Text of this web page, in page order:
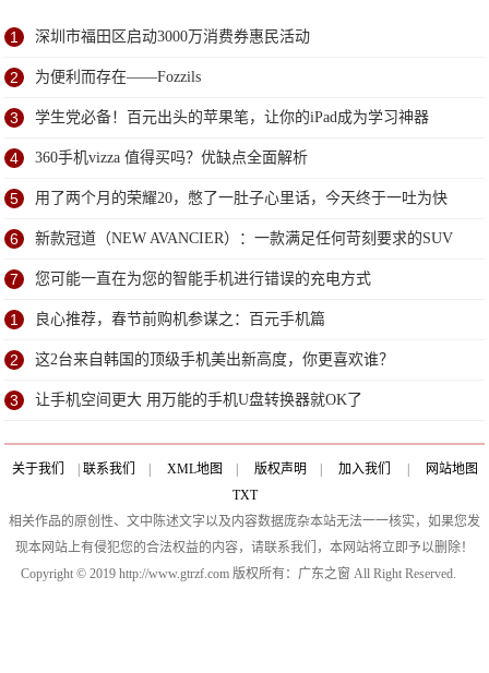
1 深圳市福田区启动3000万消费券惠民活动
2 为便利而存在——Fozzils
3 学生党必备！百元出头的苹果笔，让你的iPad成为学习神器
4 360手机vizza 值得买吗？优缺点全面解析
5 用了两个月的荣耀20，憋了一肚子心里话，今天终于一吐为快
6 新款冠道（NEW AVANCIER）：一款满足任何苛刻要求的SUV
7 您可能一直在为您的智能手机进行错误的充电方式
1 良心推荐，春节前购机参谋之：百元手机篇
2 这2台来自韩国的顶级手机美出新高度，你更喜欢谁？
3 让手机空间更大 用万能的手机U盘转换器就OK了
关于我们 联系我们 XML地图 版权声明 加入我们
网站地图
TXT
相关作品的原创性、文中陈述文字以及内容数据庞杂本站无法一一核实，如果您发
现本网站上有侵犯您的合法权益的内容，请联系我们，本网站将立即予以删除！
Copyright © 2019 http://www.gtrzf.com 版权所有：广东之窗 All Right Reserved.